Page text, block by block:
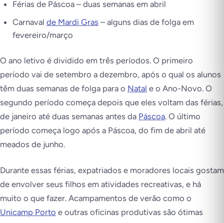
Férias de Páscoa – duas semanas em abril
Carnaval de Mardi Gras – alguns dias de folga em
fevereiro/março
O ano letivo é dividido em três períodos. O primeiro
período vai de setembro a dezembro, após o qual os alunos
têm duas semanas de folga para o Natal e o Ano-Novo. O
segundo período começa depois que eles voltam das férias,
de janeiro até duas semanas antes da Páscoa. O último
período começa logo após a Páscoa, do fim de abril até
meados de junho.
Durante essas férias, expatriados e moradores locais gostam
de envolver seus filhos em atividades recreativas, e há
muito o que fazer. Acampamentos de verão como o
Unicamp Porto e outras oficinas produtivas são ótimas